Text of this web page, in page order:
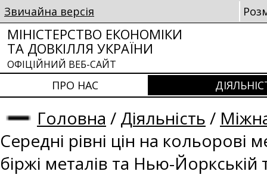
Звичайна версія
МІНІСТЕРСТВО ЕКОНОМІКИ
ТА ДОВКІЛЛЯ УКРАЇНИ
ОФІЦІЙНИЙ ВЕБ-САЙТ
ПРО НАС
Головна / Діяльність /
Середні рівні цін на кольорові
біржі металів та Нью-Йоркській